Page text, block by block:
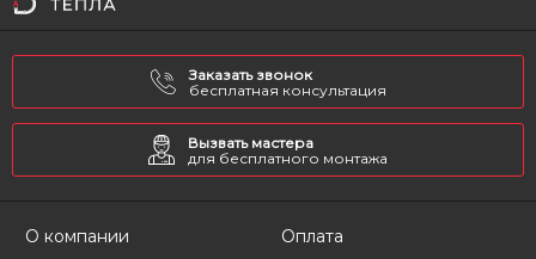
Заказать звонок
бесплатная консультация
Вызвать мастера
для бесплатного монтажа
О компании
Оплата